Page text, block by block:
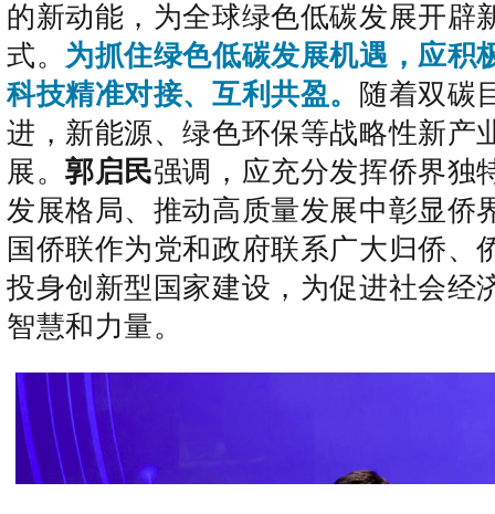
的新动能，为全球绿色低碳发展开辟
式。 为抓住绿色低碳发展机遇，应积
科技精准对接、互利共盈。
随着双碳
进，新能源、绿色环保等战略性新产
展。郭启民强调，应充分发挥侨界独
发展格局、推动高质量发展中彰显侨
国侨联作为党和政府联系广大归侨、
投身创新型国家建设，为促进社会经
智慧和力量。